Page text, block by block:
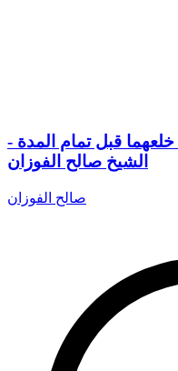
قبل تمام المدة -
الشيخ صالح الفوزان
صالح الفوزان